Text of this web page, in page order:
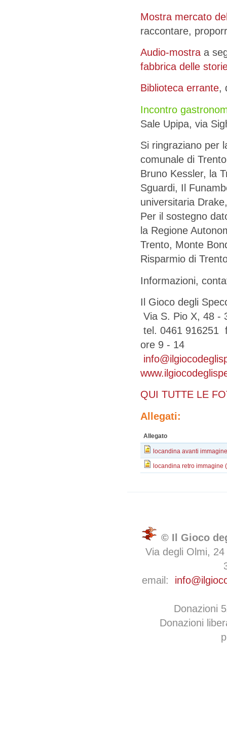
Mostra mercato
raccontare,
Audio-mostra a
fabbrica delle
Biblioteca errante,
Incontro
Sale Upipa, via
Si ringraziano per
comunale di
Bruno Kessler, la
Sguardi, Il
universitaria
Per il sostegno
la Regione
Trento, Monte
Risparmio di
Informazioni,
Il Gioco degli
Via S. Pio X, 48 -
tel. 0461 916251
ore 9 - 14
QUI TUTTE LE
Allegati:
Allegato
locandina avanti
locandina retro immagine
© Il Gioco
Via degli Olmi,
email:
Donazioni
Donazioni